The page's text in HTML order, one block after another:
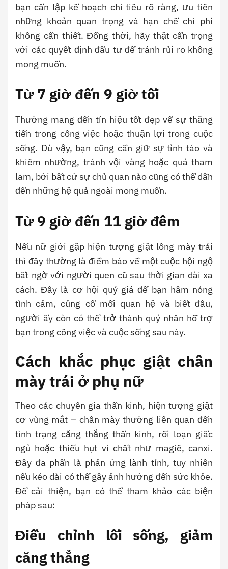
bạn cần lập kế hoạch chi tiêu rõ ràng, ưu tiên
những khoản quan trọng và hạn chế chi phí
không cần thiết. Đồng thời, hãy thật cẩn trọng
với các quyết định đầu tư để tránh rủi ro không
mong muốn.
Từ 7 giờ đến 9 giờ tối
Thường mang đến tín hiệu tốt đẹp về sự thăng
tiến trong công việc hoặc thuận lợi trong cuộc
sống. Dù vậy, bạn cũng cần giữ sự tỉnh táo và
khiêm nhường, tránh vội vàng hoặc quá tham
lam, bởi bất cứ sự chủ quan nào cũng có thể dẫn
đến những hệ quả ngoài mong muốn.
Từ 9 giờ đến 11 giờ đêm
Nếu nữ giới gặp hiện tượng giật lông mày trái
thì đây thường là điềm báo về một cuộc hội ngộ
bất ngờ với người quen cũ sau thời gian dài xa
cách. Đây là cơ hội quý giá để bạn hâm nóng
tình cảm, củng cố mối quan hệ và biết đâu,
người ấy còn có thể trở thành quý nhân hỗ trợ
bạn trong công việc và cuộc sống sau này.
Cách khắc phục giật chân
mày trái ở phụ nữ
Theo các chuyên gia thần kinh, hiện tượng giật
cơ vùng mắt – chân mày thường liên quan đến
tình trạng căng thẳng thần kinh, rối loạn giấc
ngủ hoặc thiếu hụt vi chất như magiê, canxi.
Đây đa phần là phản ứng lành tính, tuy nhiên
nếu kéo dài có thể gây ảnh hưởng đến sức khỏe.
Để cải thiện, bạn có thể tham khảo các biện
pháp sau:
Điều chỉnh lối sống, giảm
căng thẳng